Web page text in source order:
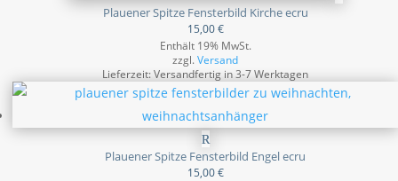
Plauener Spitze Fensterbild Kirche ecru
15,00€
Enthält 19% MwSt.
zzgl.Versand
Lieferzeit: Versandfertig in 3-7 Werktagen
Plauener Spitze Fensterbild Engel ecru
15,00€